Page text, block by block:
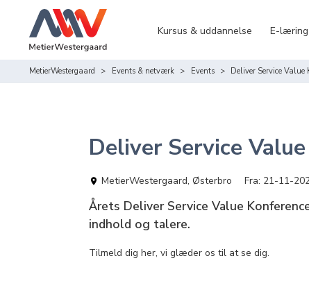
Kursus & uddannelse E-læring
MetierWestergaard Events & netværk Events Deliver Service Value
Deliver Service
MetierWestergaard, Østerbro 21-11-
Årets Deliver Service Value
indhold og talere.
Tilmeld dig her, vi glæder os til at se dig.